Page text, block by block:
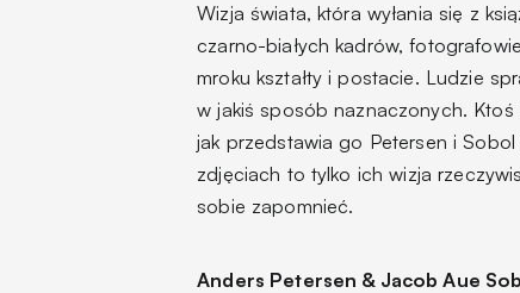
Wizja świata, która wyłania się z
czarno-białych kadrów,
mroku kształty i postacie. Ludzie
w jakiś sposób naznaczonych.
jak przedstawia go Petersen i
zdjęciach to tylko ich wizja
sobie zapomnieć.
Anders Petersen & Jacob Aue